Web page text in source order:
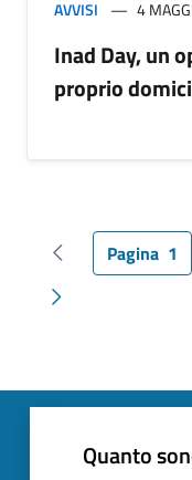
AVVISI 4
Inad Day, un
proprio
Pagina precedente
Pagina 1
Pagina successiva
Quanto